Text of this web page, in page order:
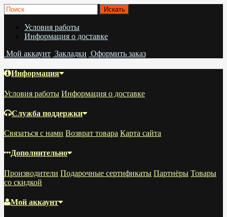
Условия работы
Информация о доставке
Мой аккаунт Закладки Оформить заказ
Информация
Условия работы Информация о доставке
Служба поддержки
Связаться с нами Возврат товара Карта сайта
Дополнительно
Производители Подарочные сертификаты Партнёры Товары
со скидкой
Мой аккаунт